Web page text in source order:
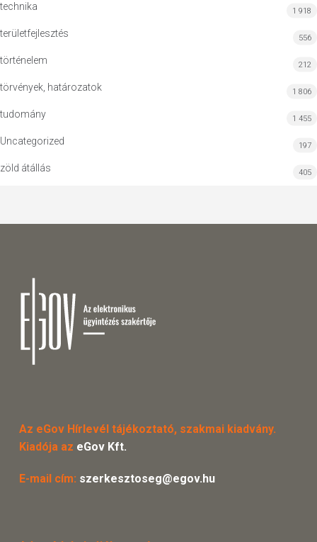
technika 1 918
területfejlesztés 556
történelem 212
törvények, határozatok 1 806
tudomány 1 455
Uncategorized 197
zöld átállás 405
Az eGov Hírlevél tájékoztató, szakmai kiadvány.
Kiadója az eGov Kft.
E-mail cím: szerkesztoseg@egov.hu